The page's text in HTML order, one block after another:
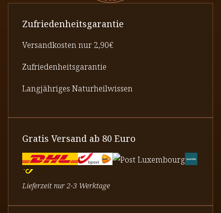
Zufriedenheitsgarantie
Versandkosten nur 2,90€
Zufriedenheitsgarantie
Langjähriges Naturheilwissen
Gratis Versand ab 80 Euro
Lieferzeit nur 2-3 Werktage